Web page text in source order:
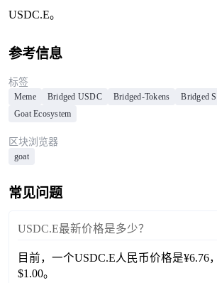
USDC.E。
参考信息
标签
Meme Bridged USDC Bridged-Tokens
Bridged
Goat Ecosystem
区块浏览器
goat
常见问题
USDC.E最新价格是多少？
目前，一个USDC.E人民币价格是¥6.76
$1.00。